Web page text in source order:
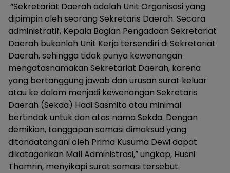
“Sekretariat Daerah adalah Unit Organisasi yang
dipimpin oleh seorang Sekretaris Daerah. Secara
administratif, Kepala Bagian Pengadaan Sekretariat
Daerah bukanlah Unit Kerja tersendiri di Sekretariat
Daerah, sehingga tidak punya kewenangan
mengatasnamakan Sekretariat Daerah, karena
yang bertanggung jawab dan urusan surat keluar
atau ke dalam menjadi kewenangan Sekretaris
Daerah (Sekda) Hadi Sasmito atau minimal
bertindak untuk dan atas nama Sekda. Dengan
demikian, tanggapan somasi dimaksud yang
ditandatangani oleh Prima Kusuma Dewi dapat
dikatagorikan Mall Administrasi,” ungkap, Husni
Thamrin, menyikapi surat somasi tersebut.